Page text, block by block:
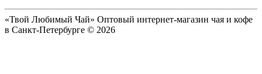
«Твой Любимый Чай» Оптовый интернет-магазин чая и кофе
в Санкт-Петербурге © 2026